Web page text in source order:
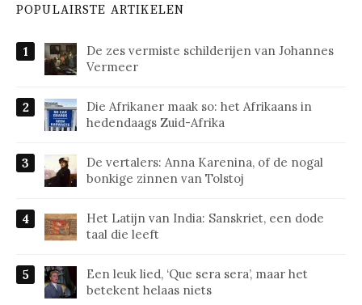
POPULAIRSTE ARTIKELEN
De zes vermiste schilderijen van Johannes
Vermeer
Die Afrikaner maak so: het Afrikaans in
hedendaags Zuid-Afrika
De vertalers: Anna Karenina, of de nogal
bonkige zinnen van Tolstoj
Het Latijn van India: Sanskriet, een dode
taal die leeft
Een leuk lied, ‘Que sera sera’, maar het
betekent helaas niets